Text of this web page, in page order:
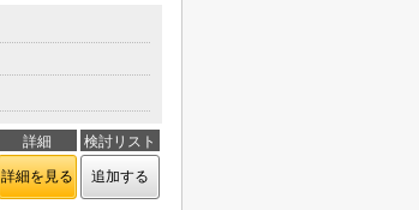
詳細 検討リスト
詳細を見る 追加する